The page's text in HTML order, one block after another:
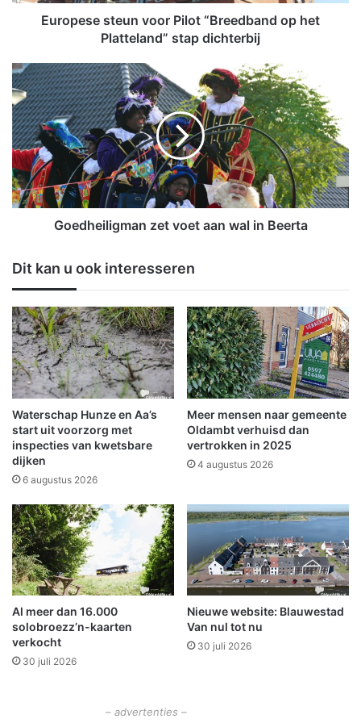
n
v
o
o
r
P
i
l
o
r
e
e
d
b
a
n
d
o
p
h
e
t
l
a
t
t
e
l
a
n
d
”
Europese steun voor Pilot “Breedband op het
Platteland” stap dichterbij
G
o
e
d
h
e
i
l
i
n
z
e
t
v
o
e
t
a
a
n
w
a
i
n
B
e
e
r
t
a
Goedheiligman zet voet aan wal in Beerta
Dit kan u ook interesseren
Waterschap Hunze en Aa’s
start uit voorzorg met
inspecties van kwetsbare
dijken
6 augustus 2026
Meer mensen naar gemeente
Oldambt verhuisd dan
vertrokken in 2025
4 augustus 2026
Al meer dan 16.000
solobroezz’n-kaarten
verkocht
30 juli 2026
Nieuwe website: Blauwestad
Van nul tot nu
30 juli 2026
– advertenties –